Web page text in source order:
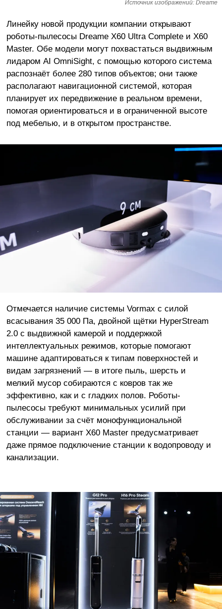
Источник изображений: Dreame
Линейку новой продукции компании открывают
роботы-пылесосы Dreame X60 Ultra Complete и X60
Master. Обе модели могут похвастаться выдвижным
лидаром AI OmniSight, с помощью которого система
распознаёт более 280 типов объектов; они также
располагают навигационной системой, которая
планирует их передвижение в реальном времени,
помогая ориентироваться и в ограниченной высоте
под мебелью, и в открытом пространстве.
Отмечается наличие системы Vormax с силой
всасывания 35 000 Па, двойной щётки HyperStream
2.0 с выдвижной камерой и поддержкой
интеллектуальных режимов, которые помогают
машине адаптироваться к типам поверхностей и
видам загрязнений — в итоге пыль, шерсть и
мелкий мусор собираются с ковров так же
эффективно, как и с гладких полов. Роботы-
пылесосы требуют минимальных усилий при
обслуживании за счёт монофункциональной
станции — вариант X60 Master предусматривает
даже прямое подключение станции к водопроводу и
канализации.